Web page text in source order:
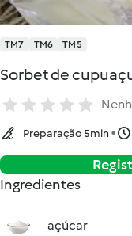
TM7 TM6 TM5
Sorbet de
Preparação 5min
Ingredientes
açúcar